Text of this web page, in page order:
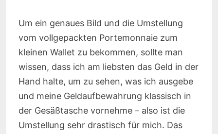
Um ein genaues Bild und die Umstellung
vom vollgepackten Portemonnaie zum
kleinen Wallet zu bekommen, sollte man
wissen, dass ich am liebsten das Geld in der
Hand halte, um zu sehen, was ich ausgebe
und meine Geldaufbewahrung klassisch in
der Gesäßtasche vornehme – also ist die
Umstellung sehr drastisch für mich. Das